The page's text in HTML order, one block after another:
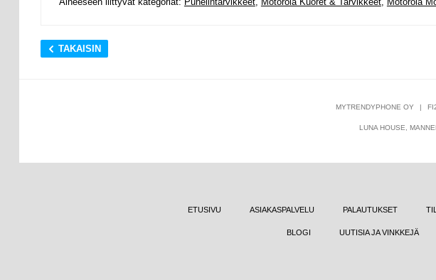
TAKAISIN
MYTRENDYPHONE OY |
LUNA HOUSE,
ETUSIVU ASIAKASPALVELU PALAUTUKSET
BLOGI UUTISIA JA VINKKEJÄ